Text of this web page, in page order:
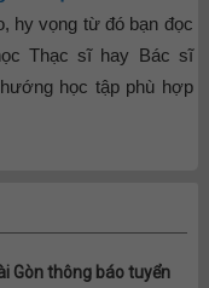
hy vọng từ đó bạn đọc
Thạc sĩ hay Bác sĩ
học tập phù hợp
Gòn thông báo tuyển